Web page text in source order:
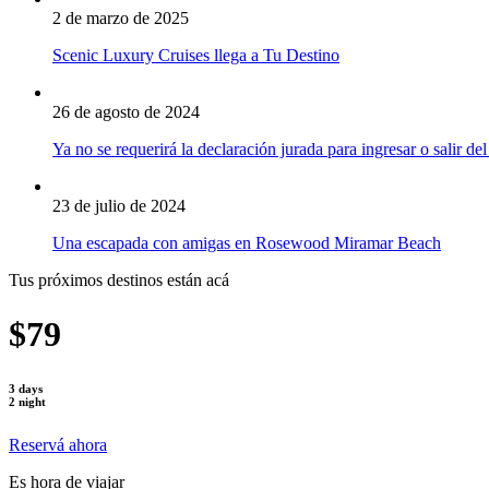
2 de marzo de 2025
Scenic Luxury Cruises llega a Tu Destino
26 de agosto de 2024
Ya no se requerirá la declaración jurada para ingresar o salir
23 de julio de 2024
Una escapada con amigas en Rosewood Miramar Beach
Tus próximos destinos están acá
$79
3 days
2 night
Reservá ahora
Es hora de viajar